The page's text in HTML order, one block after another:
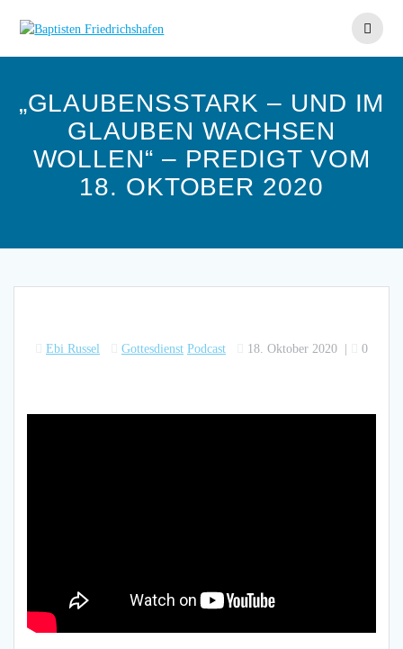
„GLAUBENSSTARK – UND IM
GLAUBEN WACHSEN
WOLLEN“ – PREDIGT VOM
18. OKTOBER 2020
Ebi Russel Gottesdienst Podcast 18. Oktober 2020 0